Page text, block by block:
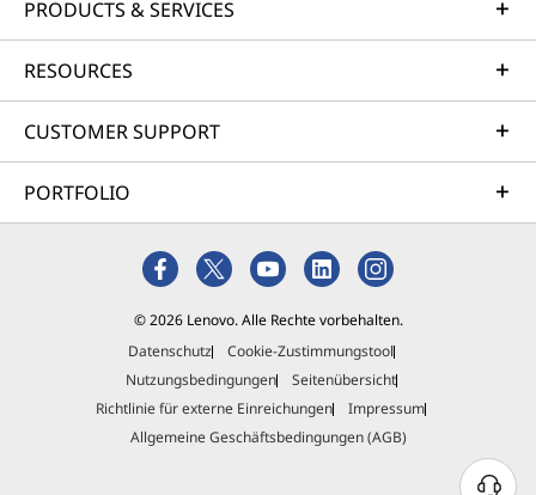
PRODUCTS & SERVICES
RESOURCES
CUSTOMER SUPPORT
PORTFOLIO
© 2026 Lenovo. Alle Rechte vorbehalten.
Datenschutz
Cookie-Zustimmungstool
Nutzungsbedingungen
Seitenübersicht
Richtlinie für externe Einreichungen
Impressum
Allgemeine Geschäftsbedingungen (AGB)